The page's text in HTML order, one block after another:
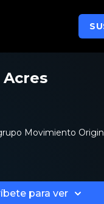
Movimiento
para ver